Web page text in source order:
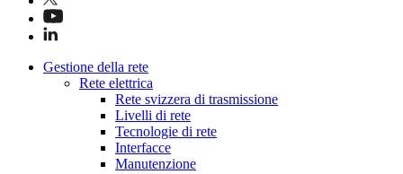
Gestione della rete
Rete elettrica
Rete svizzera di trasmissione
Livelli di rete
Tecnologie di rete
Interfacce
Manutenzione